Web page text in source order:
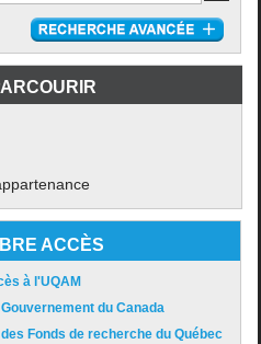
ACCÈS
à l'UQAM
du Canada
Fonds de recherche du Québec